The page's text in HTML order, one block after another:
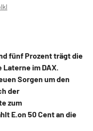
fünf Prozent trägt die
im DAX.
Sorgen um den
der
zum
E.on 50 Cent an die